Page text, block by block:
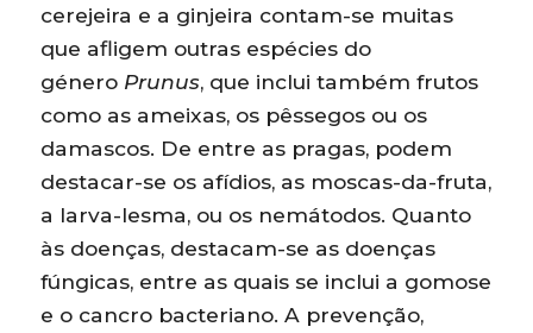
cerejeira e a ginjeira contam-se muitas
que afligem outras espécies do
género Prunus, que inclui também frutos
como as ameixas, os pêssegos ou os
damascos. De entre as pragas, podem
destacar-se os afídios, as moscas-da-fruta,
a larva-lesma, ou os nemátodos. Quanto
às doenças, destacam-se as doenças
fúngicas, entre as quais se inclui a gomose
e o cancro bacteriano. A prevenção,